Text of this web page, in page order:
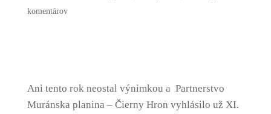
komentárov
Ani tento rok neostal výnimkou a Partnerstvo
Muránska planina – Čierny Hron vyhlásilo už XI.